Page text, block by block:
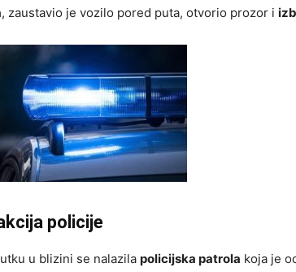
, zaustavio je vozilo pored puta, otvorio prozor i
policije
u blizini se nalazila policijska patrola koja je